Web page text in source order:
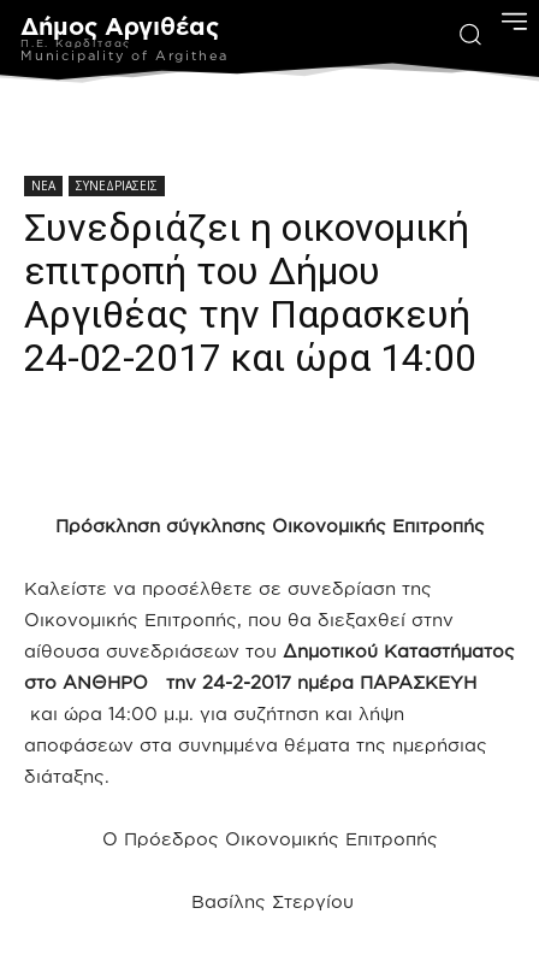
Δήμος Αργιθέας
Π.Ε. Καρδίτσας
Municipality of Argithea
ΝΕΑ ΣΥΝΕΔΡΙΑΣΕΙΣ
Συνεδριάζει η οικονομική
επιτροπή του Δήμου
Αργιθέας την Παρασκευή
24-02-2017 και ώρα 14:00
Πρόσκληση σύγκλησης Οικονομικής Επιτροπής
Καλείστε να προσέλθετε σε συνεδρίαση της
Οικονομικής Επιτροπής, που θα διεξαχθεί στην
αίθουσα συνεδριάσεων του Δημοτικού Καταστήματος
στο ΑΝΘΗΡΟ την 24-2-2017 ημέρα ΠΑΡΑΣΚΕΥΗ
και ώρα 14:00 μ.μ. για συζήτηση και λήψη
αποφάσεων στα συνημμένα θέματα της ημερήσιας
διάταξης.
Ο Πρόεδρος Οικονομικής Επιτροπής
Βασίλης Στεργίου